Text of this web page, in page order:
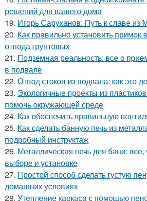
решений для вашего дома
19. Игорь Саруханов: Путь к славе из
20. Как правильно установить примок
отвода грунтовых
21. Подземная реальность: все о
в подвале
22. Отвод стоков из подвала: как это
23. Экологичные проекты из
помочь окружающей среде
24. Как обеспечить правильную
25. Как сделать банную печь из
подробный инструктаж
26. Металлическая печь для бани: все,
выборе и установке
27. Простой способ сделать густую
домашних условиях
28. Утепление каркаса с помощью